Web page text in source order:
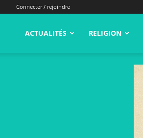
Connecter / rejoindre
ACTUALITÉS RELIGION